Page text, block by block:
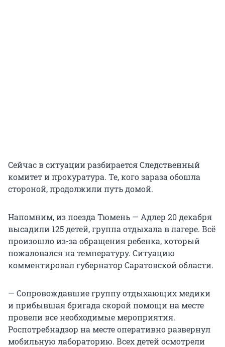
Сейчас в ситуации разбирается Следственный
комитет и прокуратура. Те, кого зараза обошла
стороной, продолжили путь домой.
Напомним, из поезда Тюмень — Адлер 20 декабря
высадили 125 детей, группа отдыхала в лагере. Всё
произошло из-за обращения ребенка, который
пожаловался на температуру. Ситуацию
комментировал губернатор Саратовской области.
— Сопровождавшие группу отдыхающих медики
и прибывшая бригада скорой помощи на месте
провели все необходимые мероприятия.
Роспотребнадзор на месте оперативно развернул
мобильную лабораторию. Всех детей осмотрели